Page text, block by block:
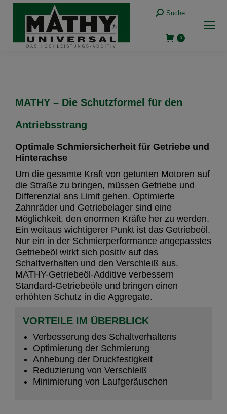
Suche
0
MATHY – Die Schutzformel für den
Antriebsstrang
Optimale Schmiersicherheit für Getriebe und
Hinterachse
Um die gesamte Kraft von getunten Motoren auf
die Straße zu bringen, müssen Getriebe und
Differenzial ans Limit gehen. Optimierte
Zahnräder und Getriebelager sind eine
Möglichkeit, den enormen Kräfte her zu werden.
Ein weitaus wichtigerer Punkt ist das Getriebeöl.
Nur ein in der Schmierperformance angepasstes
Getriebeöl wirkt sich positiv auf das
Schaltverhalten und den Verschleiß aus.
MATHY-Getriebeöl-Additive verbessern
Standard-Getriebeöle und bringen einen
erhöhten Schutz in die Aggregate.
VORTEILE IM ÜBERBLICK
Verbesserung des Schaltverhaltens
Optimierung der Schmierung
Anhebung der Druckfestigkeit
Reduzierung von Verschleiß
Minimierung von Laufgeräuschen